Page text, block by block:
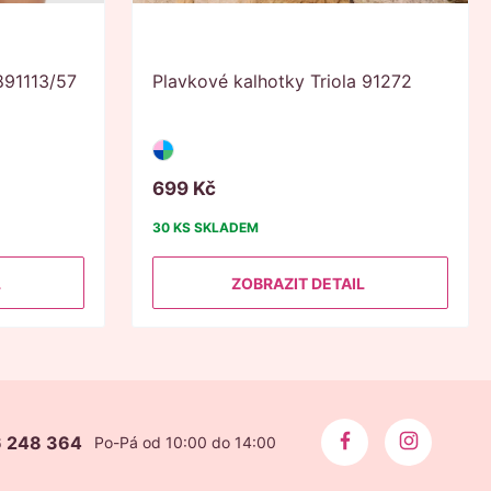
57 Plavkové kalhotky Triola 91272
699 Kč
30 KS SKLADEM
ZOBRAZIT DETAIL
248 364 Po-Pá od 10:00 do 14:00